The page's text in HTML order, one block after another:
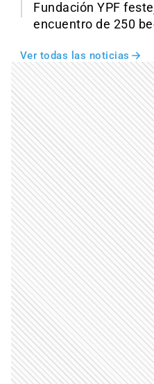
Fundación YPF
encuentro de 250
Ver todas las noticias